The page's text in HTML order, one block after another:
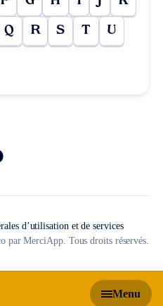
Menu
Q R S T U
d’utilisation et de services
par MerciApp. Tous droits réservés.